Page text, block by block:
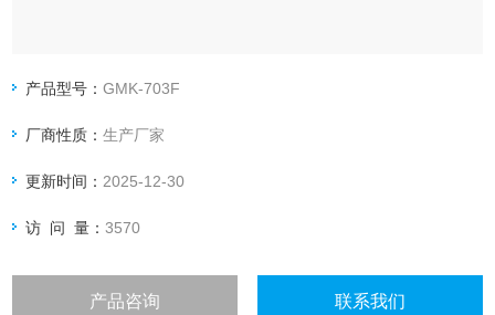
产品型号：GMK-703F
厂商性质：生产厂家
更新时间： 2025-12-30
访 问 量：3570
产品咨询 联系我们